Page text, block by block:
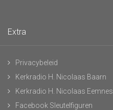
Extra
Privacybeleid
Kerkradio H. Nicolaas Baarn
Kerkradio H. Nicolaas Eemnes
Facebook Sleutelfiguren